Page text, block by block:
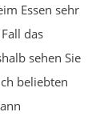
Essen sehr
das
sehen Sie
beliebten